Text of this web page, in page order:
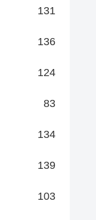
131
136
124
83
134
139
103